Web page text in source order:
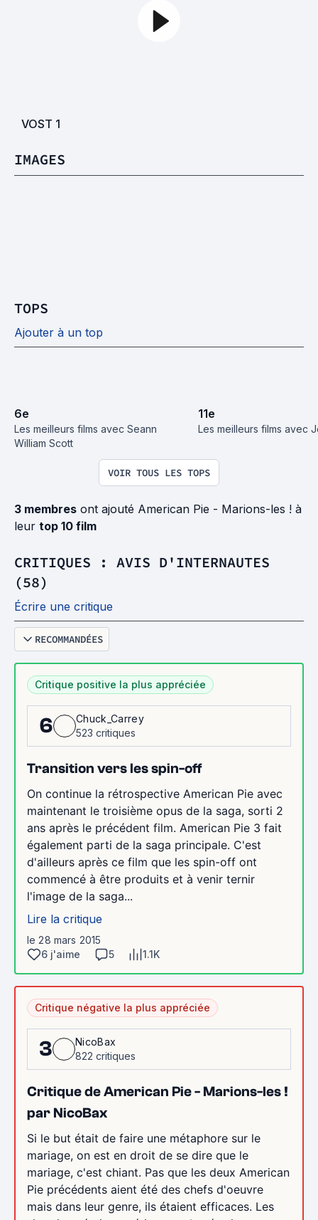
VOST 1
IMAGES
TOPS
Ajouter à un top
6e
Les meilleurs films avec Seann
William Scott
11e
Les meilleurs films avec
VOIR TOUS LES TOPS
3 membres ont ajouté American Pie - Marions-les ! à
leur top 10 film
CRITIQUES : AVIS D'INTERNAUTES
(58)
Écrire une critique
RECOMMANDÉES
Critique positive la plus appréciée
6
Chuck_Carrey
523 critiques
Transition vers les spin-off
On continue la rétrospective American Pie avec
maintenant le troisième opus de la saga, sorti 2
ans après le précédent film. American Pie 3 fait
également parti de la saga principale. C'est
d'ailleurs après ce film que les spin-off ont
commencé à être produits et à venir ternir
l'image de la saga...
Lire la critique
le 28 mars 2015
6 j'aime
5 1.1K
Critique négative la plus appréciée
3
NicoBax
822 critiques
Critique de American Pie - Marions-les !
par NicoBax
Si le but était de faire une métaphore sur le
mariage, on est en droit de se dire que le
mariage, c'est chiant. Pas que les deux American
Pie précédents aient été des chefs d'oeuvre
mais dans leur genre, ils étaient efficaces. Les